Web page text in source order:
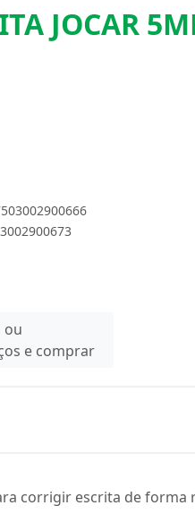
JOCAR
ou
e comprar
corrigir escrita de forma